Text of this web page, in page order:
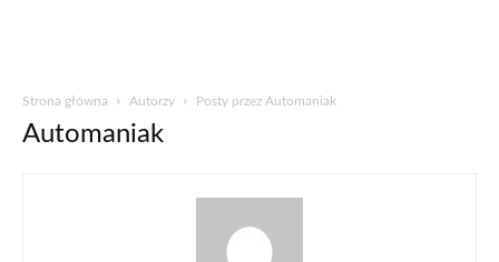
Strona główna Autorzy Posty przez Automaniak
Automaniak